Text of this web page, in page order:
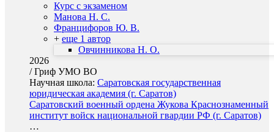
Курс с экзаменом
Манова Н. С.
Францифоров Ю. В.
+ еще 1 автор
Овчинникова Н. О.
2026
/Гриф УМО ВО
Научная школа: Саратовская государственная
юридическая академия (г. Саратов)
Саратовский военный ордена Жукова Краснознаменный
институт войск национальной гвардии РФ (г. Саратов)
…